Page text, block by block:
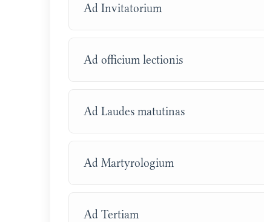
Ad Invitatorium
Ad officium lectionis
Ad Laudes matutinas
Ad Martyrologium
Ad Tertiam